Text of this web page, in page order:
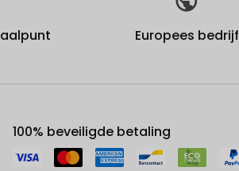
Europees bedrijf
100% beveiligde betaling